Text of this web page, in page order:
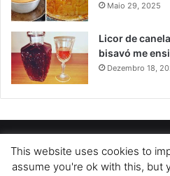
Maio 29, 2025
Licor de
bisavó me
Dezembro 18,
POLÍTICA DE PRIVACIDADE
TERMOS
This website uses cookies to
assume you're ok with this, but